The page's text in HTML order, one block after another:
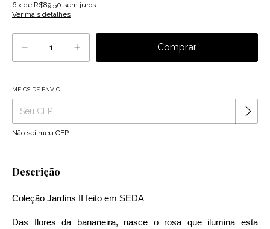
6 x de R$89,50 sem juros
Ver mais detalhes
Entregas para o CEP:
MEIOS DE ENVIO
Não sei meu CEP
Descrição
Coleção Jardins II feito em SEDA
Das flores da bananeira, nasce o rosa que ilumina esta